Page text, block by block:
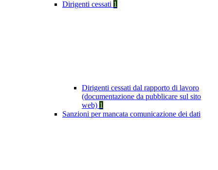
Dirigenti cessati 1
Dirigenti cessati dal rapporto di lavoro
(documentazione da pubblicare sul sito
web) 1
Sanzioni per mancata comunicazione dei dati